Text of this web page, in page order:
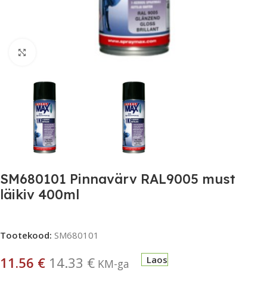
Click to enlarge
SM680101 Pinnavärv RAL9005 must
läikiv 400ml
Tootekood: SM680101
11.56 € 14.33 € KM-ga Laos